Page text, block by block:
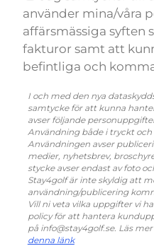
använder mina/våra
affärsmässiga syften
fakturor samt att
befintliga och
I och med den nya
samtycke för att kunna
avser följande
Användning både i tryckt
Användningen avser
medier, nyhetsbrev,
stycke avser endast av foto
Stay4golf är inte skyldig att
användning/publicering
Vill ni veta vilka uppgifter vi
policy för att hantera
på info@stay4golf.se. Läs
denna länk